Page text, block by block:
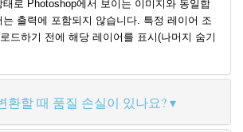
로 Photoshop에서 보이는 이미지와 동일합
출력에 포함되지 않습니다. 특정 레이어 조
드하기 전에 해당 레이어를 표시(나머지 숨기
환할 때 품질 손실이 있나요?